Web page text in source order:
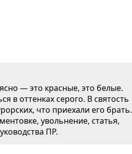
— это красные, это белые.
в оттенках серого. В святость
что приехали его брать.
увольнение, статья,
ПР.